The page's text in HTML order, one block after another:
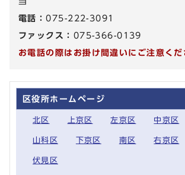
電話：075-222-3091
ファックス： 075-366-0139
お電話の際はお掛け間違いにご注意くだ
区役所ホームページ
北区 上京区 左京区 中京区
山科区 下京区 南区 右京区
伏見区